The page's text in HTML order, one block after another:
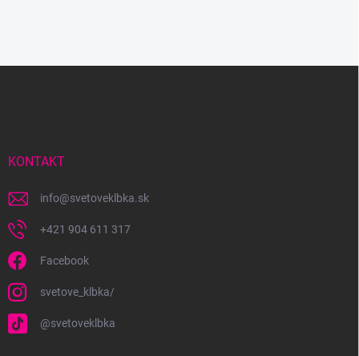
KONTAKT
info@svetoveklbka.sk
+421 904 611 317
Facebook
svetove_klbka/
@svetoveklbka